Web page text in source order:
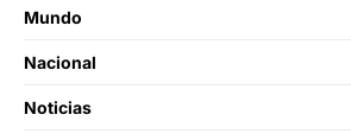
Mundo
Nacional
Noticias